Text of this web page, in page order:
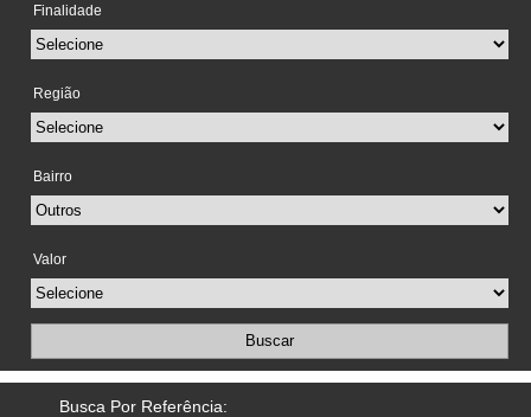
Finalidade
Região
Bairro
Valor
Buscar
Busca Por Referência: